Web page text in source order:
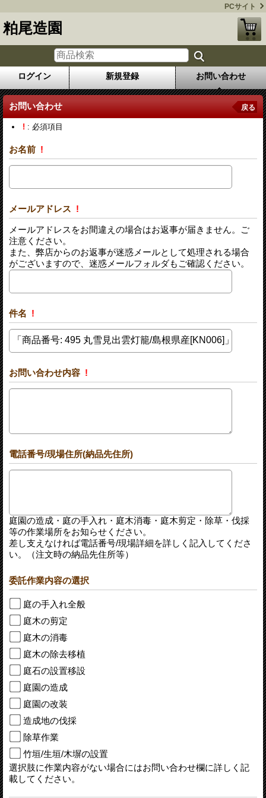
PCサイト
粕尾造園
ログイン 新規登録 お問い合わせ
お問い合わせ 戻る
! : 必須項目
お名前 !
メールアドレス !
メールアドレスをお間違えの場合はお返事が届きません。ご
注意ください。
また、弊店からのお返事が迷惑メールとして処理される場合
がございますので、迷惑メールフォルダもご確認ください。
件名 !
お問い合わせ内容 !
電話番号/現場住所(納品先住所)
庭園の造成・庭の手入れ・庭木消毒・庭木剪定・除草・伐採
等の作業場所をお知らせください。
差し支えなければ電話番号/現場詳細を詳しく記入してくださ
い。（注文時の納品先住所等）
委託作業内容の選択
庭の手入れ全般
庭木の剪定
庭木の消毒
庭木の除去移植
庭石の設置移設
庭園の造成
庭園の改装
造成地の伐採
除草作業
竹垣/生垣/木塀の設置
選択肢に作業内容がない場合にはお問い合わせ欄に詳しく記
載してください。